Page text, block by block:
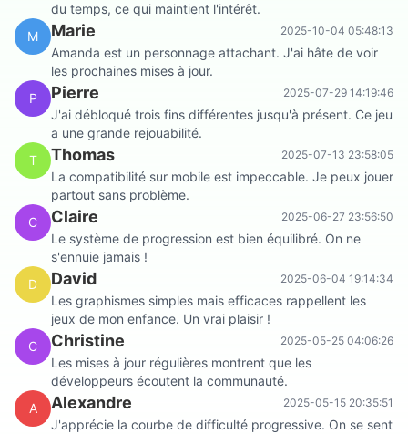
du temps, ce qui maintient l'intérêt.
M
Marie 2025-10-04 05:48:13
Amanda est un personnage attachant. J'ai hâte de voir
les prochaines mises à jour.
P
Pierre 2025-07-29 14:19:46
J'ai débloqué trois fins différentes jusqu'à présent. Ce jeu
a une grande rejouabilité.
T
Thomas 2025-07-13 23:58:05
La compatibilité sur mobile est impeccable. Je peux jouer
partout sans problème.
C
Claire 2025-06-27 23:56:50
Le système de progression est bien équilibré. On ne
s'ennuie jamais !
D
David 2025-06-04 19:14:34
Les graphismes simples mais efficaces rappellent les
jeux de mon enfance. Un vrai plaisir !
C
Christine 2025-05-25 04:06:26
Les mises à jour régulières montrent que les
développeurs écoutent la communauté.
A
Alexandre 2025-05-15 20:35:51
J'apprécie la courbe de difficulté progressive. On se sent